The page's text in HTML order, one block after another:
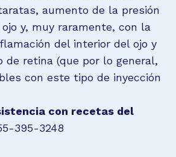
aumento de la presión
y, muy raramente, con la
del interior del ojo y
de retina (que por lo general,
con este tipo de inyección
con recetas del
395-3248